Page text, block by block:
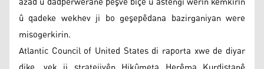
û qadeke wekhev ji bo geşepêdana bazirganiyan were
misogerkirin.
Atlantic Council of United States di raporta xwe de diyar